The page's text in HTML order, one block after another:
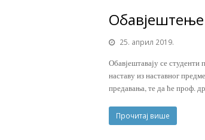
25. април 2019.
Обавјештавају се
наставу из наставног
предавања, те да ће проф.
Прочитај више